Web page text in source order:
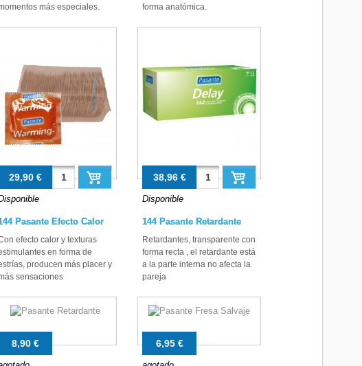
más especiales.
forma anatómica.
29,90 €
Pasante Efecto Calor
efecto calor y texturas
en forma de
producen más placer y
sensaciones
38,96 €
Disponible
144 Pasante Retardante
Retardantes, transparente con
forma recta , el retardante está
a la parte interna no afecta la
pareja
8,90 € 6,95 €